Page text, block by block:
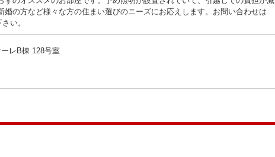
婚の方など様々な方の住まい選びのニーズにお応えします。お問い合わせは
い。
レB棟 128号室